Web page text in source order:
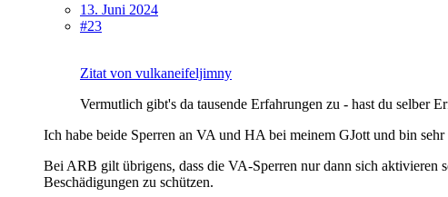
13. Juni 2024
#23
Zitat von vulkaneifeljimny
Vermutlich gibt's da tausende Erfahrungen zu - hast du selber
Ich habe beide Sperren an VA und HA bei meinem GJott und bin sehr
Bei ARB gilt übrigens, dass die VA-Sperren nur dann sich
Beschädigungen zu schützen.